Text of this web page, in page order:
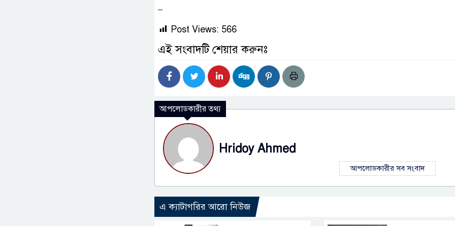
–
Post Views: 566
এই সংবাদটি শেয়ার করুনঃ
আপলোডকারীর তথ্য
Hridoy Ahmed
আপলোডকারীর সব সংবাদ
এ ক্যাটাগরির আরো নিউজ